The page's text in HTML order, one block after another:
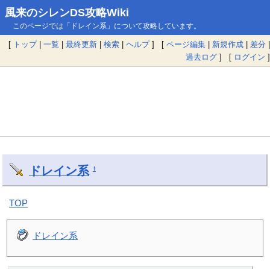
風来のシレンDS攻略Wiki
このページでは「ドレイン系」について攻略しています。
[ トップ| 一覧 | 最終更新 | 検索 | ヘルプ] [ ページ編集 | 新規作成 | 差分 |
過去ログ ] [ ログイン ]
ドレイン系 †
TOP
ドレイン系